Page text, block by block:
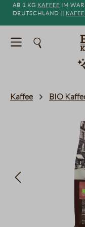
springen
Ab 1 kg Kaffee im
Deutschland ||
Kaffee BIO
Bildergalerie